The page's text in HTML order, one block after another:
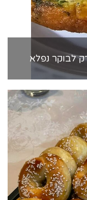
לבוקר נפלא